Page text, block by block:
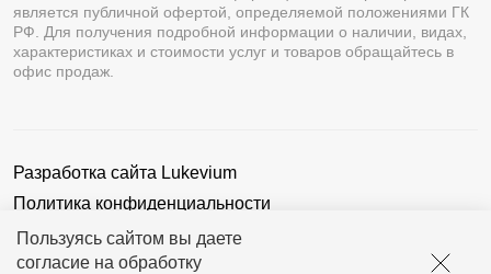
Пользуясь сайтом вы даете
согласие на обработку
является публичной офертой, определяемой положениями ГК
РФ. Для получения подробной информации о наличии, видах,
характеристиках и стоимости услуг и товаров обращайтесь в
офис продаж.
Разработка сайта Lukevium
Политика конфиденциальности
Пользовательское соглашение